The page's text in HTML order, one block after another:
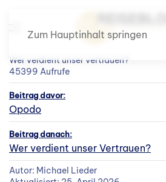
Zum Hauptinhalt springen
Wer verdient unser vertrauen?
45399 Aufrufe
Beitrag davor:
Opodo
Beitrag danach:
Wer verdient unser Vertrauen?
Autor: Michael Lieder